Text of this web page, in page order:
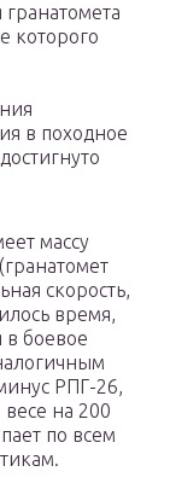
которого
в походное
массу
скорость,
время,
боевое
РПГ-26,
на 200
по всем